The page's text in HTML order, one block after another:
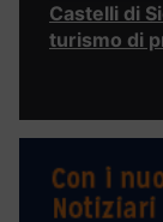
Castelli di
turismo di